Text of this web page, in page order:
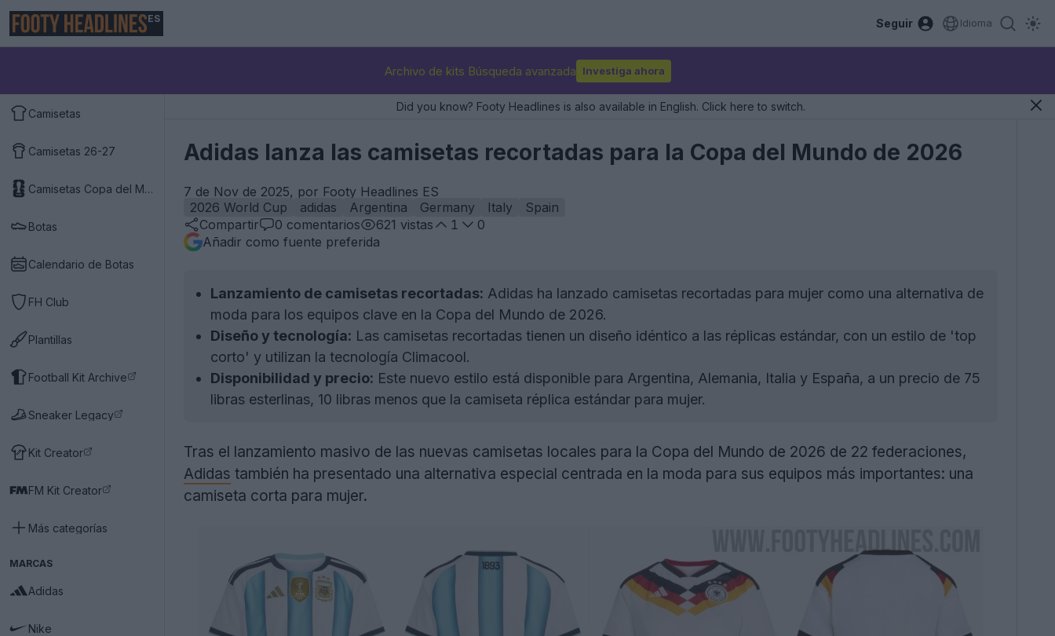
ES Seguir Idioma
Archivo de kits Búsqueda avanzada Investiga ahora
Camisetas
Camisetas 26-27
Camisetas Copa del Mundo 2026
Botas
Calendario de Botas
FH Club
Plantillas
Football Kit Archive
Sneaker Legacy
Kit Creator
FM Kit Creator
Más categorías
MARCAS
Adidas
Nike
Did you know? Footy Headlines is also available in English. Click here to switch.
Adidas lanza las camisetas recortadas para la Copa del Mundo de 2026
7 de Nov de 2025, por Footy Headlines ES
2026 World Cup
adidas Argentina Germany Italy
Spain
Compartir
0 comentarios 621 vistas 1
0
Añadir como fuente preferida
Lanzamiento de camisetas recortadas: Adidas ha lanzado camisetas recortadas para mujer como una alternativa de
moda para los equipos clave en la Copa del Mundo de 2026.
Diseño y tecnología: Las camisetas recortadas tienen un diseño idéntico a las réplicas estándar, con un estilo de 'top
corto' y utilizan la tecnología Climacool.
Disponibilidad y precio: Este nuevo estilo está disponible para Argentina, Alemania, Italia y España, a un precio de 75
libras esterlinas, 10 libras menos que la camiseta réplica estándar para mujer.
Tras el lanzamiento masivo de las nuevas camisetas locales para la Copa del Mundo de 2026 de 22 federaciones,
Adidas también ha presentado una alternativa especial centrada en la moda para sus equipos más importantes: una
camiseta corta para mujer.